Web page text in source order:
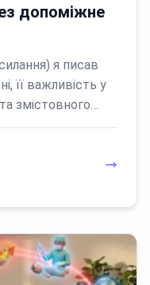
допоміжне
я писав
її важливість у
змістовного…